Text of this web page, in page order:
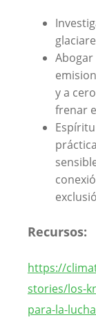
Abogar
y a
frenar
Recursos:
https://
stories/los-
para-la-